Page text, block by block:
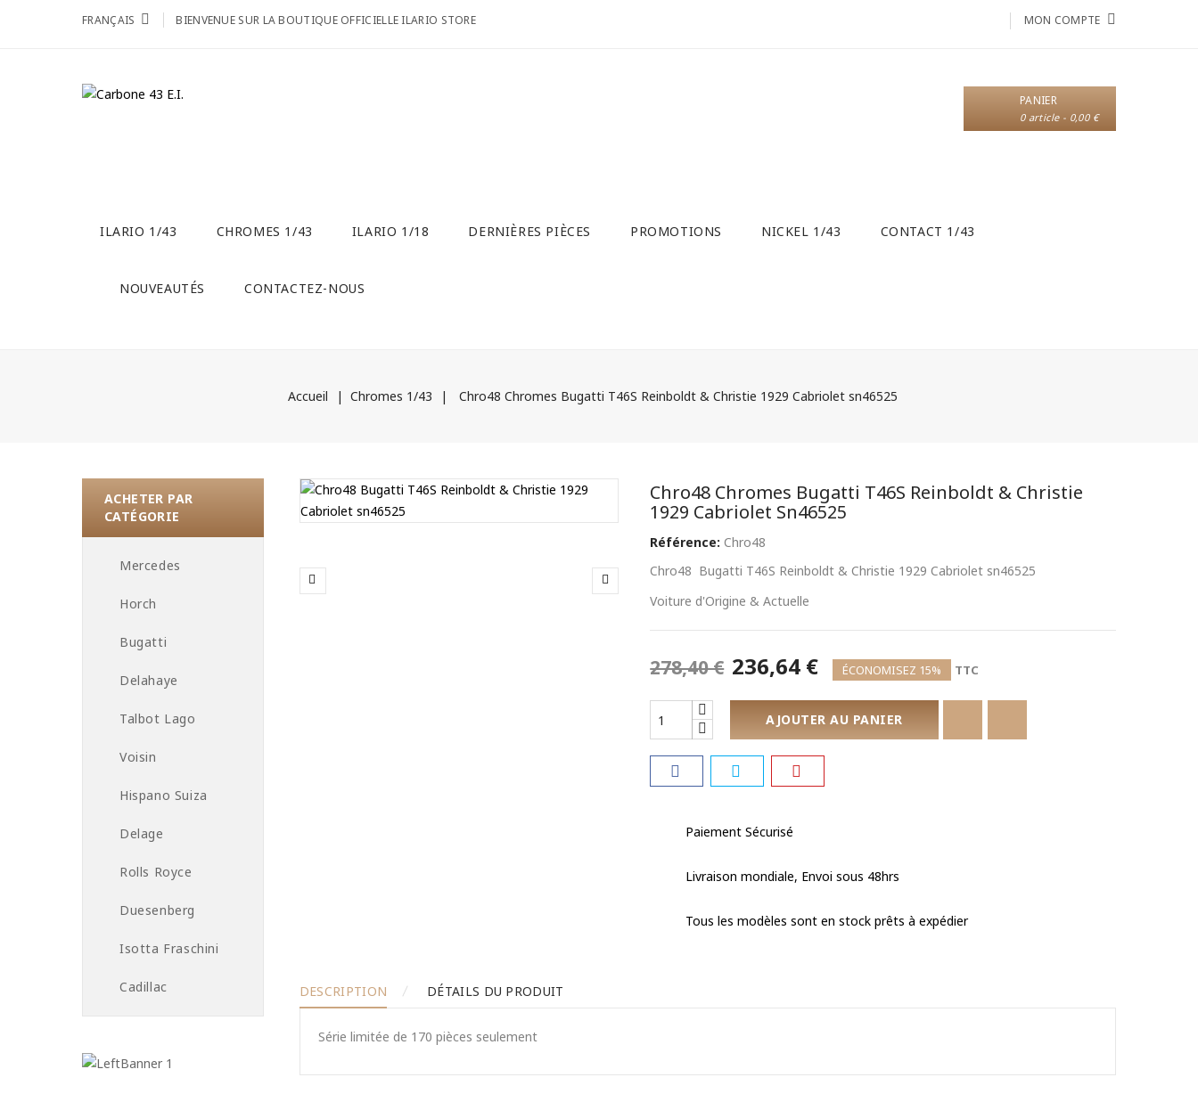
FRANÇAIS BIENVENUE SUR LA BOUTIQUE OFFICIELLE ILARIO STORE MON COMPTE
PANIER
0 article - 0,00 €
ILARIO 1/43 CHROMES 1/43 ILARIO 1/18 DERNIÈRES PIÈCES PROMOTIONS NICKEL 1/43 CONTACT 1/43
NOUVEAUTÉS CONTACTEZ-NOUS
Accueil Chromes 1/43 Chro48 Chromes Bugatti T46S Reinboldt & Christie 1929 Cabriolet sn46525
ACHETER PAR
CATÉGORIE
Mercedes
Horch
Bugatti
Delahaye
Talbot Lago
Voisin
Hispano Suiza
Delage
Rolls Royce
Duesenberg
Isotta Fraschini
Cadillac
Chro48 Chromes Bugatti T46S Reinboldt & Christie
1929 Cabriolet Sn46525
Référence: Chro48
Chro48 Bugatti T46S Reinboldt & Christie 1929 Cabriolet sn46525
Voiture d'Origine & Actuelle
278,40 € 236,64 € ÉCONOMISEZ 15% TTC
AJOUTER AU PANIER
Paiement Sécurisé
Livraison mondiale, Envoi sous 48hrs
Tous les modèles sont en stock prêts à expédier
DESCRIPTION DÉTAILS DU PRODUIT
Série limitée de 170 pièces seulement